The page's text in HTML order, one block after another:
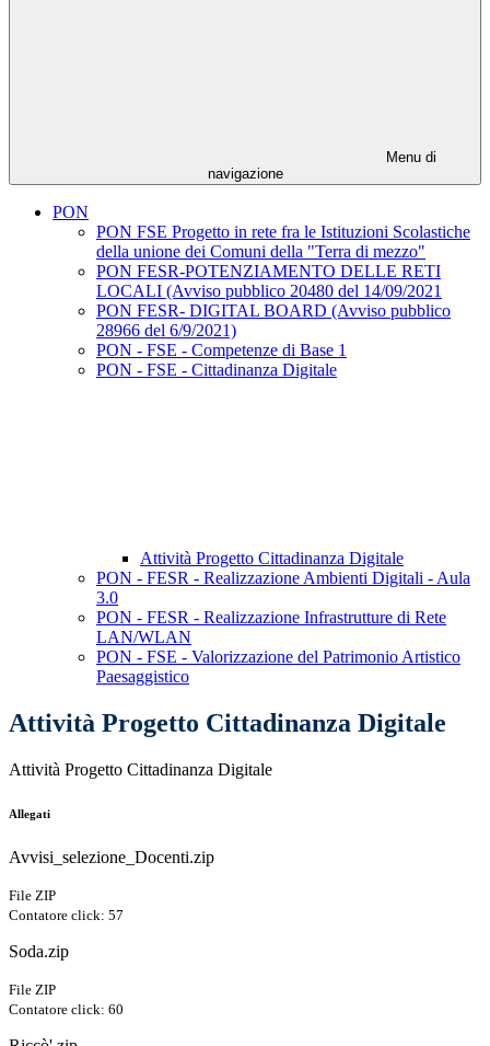
Menu di
navigazione
PON
PON FSE Progetto in rete fra le Istituzioni Scolastiche
della unione dei Comuni della "Terra di mezzo"
PON FESR-POTENZIAMENTO DELLE RETI
LOCALI (Avviso pubblico 20480 del 14/09/2021
PON FESR- DIGITAL BOARD (Avviso pubblico
28966 del 6/9/2021)
PON - FSE - Competenze di Base 1
PON - FSE - Cittadinanza Digitale
Attività Progetto Cittadinanza Digitale
PON - FESR - Realizzazione Ambienti Digitali - Aula
3.0
PON - FESR - Realizzazione Infrastrutture di Rete
LAN/WLAN
PON - FSE - Valorizzazione del Patrimonio Artistico
Paesaggistico
Attività Progetto Cittadinanza Digitale
Attività Progetto Cittadinanza Digitale
Allegati
Avvisi_selezione_Docenti.zip
File ZIP
Contatore click: 57
Soda.zip
File ZIP
Contatore click: 60